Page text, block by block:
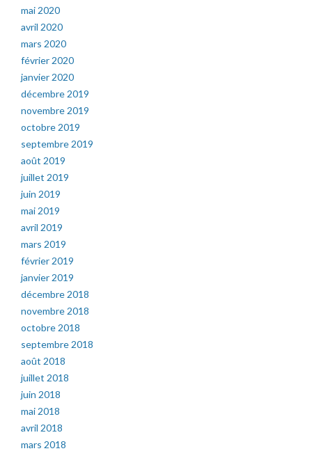
mai 2020
avril 2020
mars 2020
février 2020
janvier 2020
décembre 2019
novembre 2019
octobre 2019
septembre 2019
août 2019
juillet 2019
juin 2019
mai 2019
avril 2019
mars 2019
février 2019
janvier 2019
décembre 2018
novembre 2018
octobre 2018
septembre 2018
août 2018
juillet 2018
juin 2018
mai 2018
avril 2018
mars 2018